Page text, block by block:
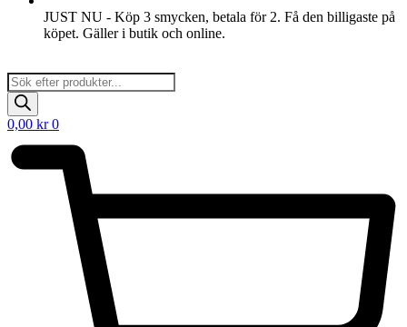
JUST NU - Köp 3 smycken, betala för 2. Få den billigaste på
köpet. Gäller i butik och online.
Products
search
0,00 kr 0